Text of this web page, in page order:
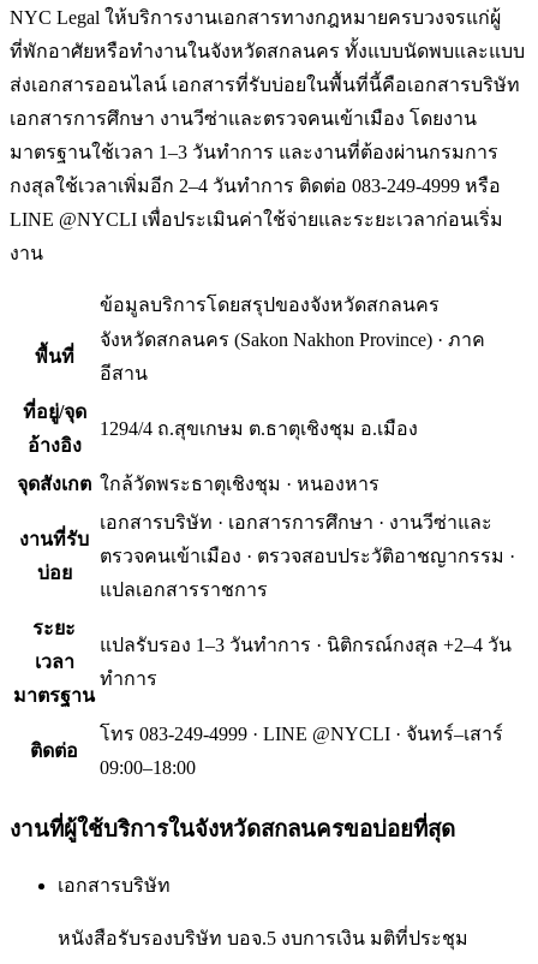
NYC Legal ให้บริการงานเอกสารทางกฎหมายครบวงจรแก่ผู้
ที่พักอาศัยหรือทำงานในจังหวัดสกลนคร ทั้งแบบนัดพบและแบบ
ส่งเอกสารออนไลน์ เอกสารที่รับบ่อยในพื้นที่นี้คือเอกสารบริษัท
เอกสารการศึกษา งานวีซ่าและตรวจคนเข้าเมือง โดยงาน
มาตรฐานใช้เวลา 1–3 วันทำการ และงานที่ต้องผ่านกรมการ
กงสุลใช้เวลาเพิ่มอีก 2–4 วันทำการ ติดต่อ 083-249-4999 หรือ
LINE @NYCLI เพื่อประเมินค่าใช้จ่ายและระยะเวลาก่อนเริ่ม
งาน
ข้อมูลบริการโดยสรุปของจังหวัดสกลนคร
พื้นที่
จังหวัดสกลนคร (Sakon Nakhon Province) · ภาค
อีสาน
ที่อยู่/จุด
อ้างอิง
1294/4 ถ.สุขเกษม ต.ธาตุเชิงชุม อ.เมือง
จุดสังเกต ใกล้วัดพระธาตุเชิงชุม · หนองหาร
งานที่รับ
บ่อย
เอกสารบริษัท · เอกสารการศึกษา · งานวีซ่าและ
ตรวจคนเข้าเมือง · ตรวจสอบประวัติอาชญากรรม ·
แปลเอกสารราชการ
ระยะ
เวลา
มาตรฐาน
แปลรับรอง 1–3 วันทำการ · นิติกรณ์กงสุล +2–4 วัน
ทำการ
ติดต่อ
โทร 083-249-4999 · LINE @NYCLI · จันทร์–เสาร์
09:00–18:00
งานที่ผู้ใช้บริการในจังหวัดสกลนครขอบ่อยที่สุด
เอกสารบริษัท
หนังสือรับรองบริษัท บอจ.5 งบการเงิน มติที่ประชุม